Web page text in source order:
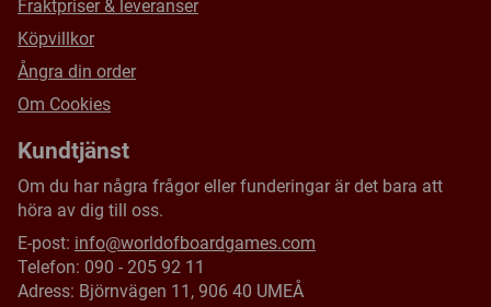
Fraktpriser & leveranser
Köpvillkor
Ångra din order
Om Cookies
Kundtjänst
Om du har några frågor eller funderingar är det bara att
höra av dig till oss.
E-post: info@worldofboardgames.com
Telefon: 090 - 205 92 11
Adress: Björnvägen 11, 906 40 UMEÅ